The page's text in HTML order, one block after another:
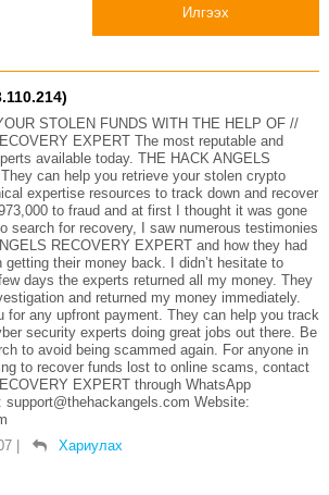
Илгээх
STOLEN FUNDS WITH THE HELP OF //
EXPERT The most reputable and
available today. THE HACK ANGELS
can help you retrieve your stolen crypto
expertise resources to track down and recover
to fraud and at first I thought it was gone
search for recovery, I saw numerous testimonies
RECOVERY EXPERT and how they had
their money back. I didn’t hesitate to
days the experts returned all my money. They
and returned my money immediately.
for any upfront payment. They can help you track
security experts doing great jobs out there. Be
to avoid being scammed again. For anyone in
to recover funds lost to online scams, contact
EXPERT through WhatsApp
support@thehackangels.com Website:
Хариулах